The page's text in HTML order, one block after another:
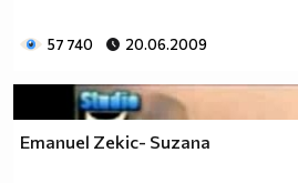
57 740 20.06.2009
Emanuel Zekic- Suzana